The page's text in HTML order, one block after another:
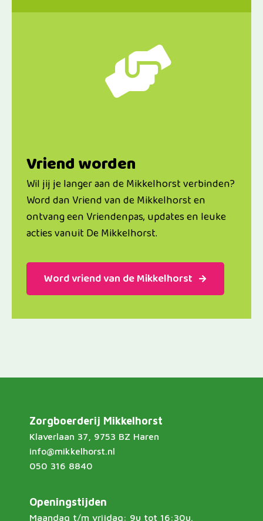
Vriend worden
Wil jij je langer aan de Mikkelhorst verbinden?
Word dan Vriend van de Mikkelhorst en
ontvang een Vriendenpas, updates en leuke
acties vanuit De Mikkelhorst.
Word vriend van de Mikkelhorst
Zorgboerderij Mikkelhorst
Klaverlaan 37, 9753 BZ Haren
info@mikkelhorst.nl
050 316 8840
Openingstijden
Maandag t/m vrijdag: 9u tot 16:30u.